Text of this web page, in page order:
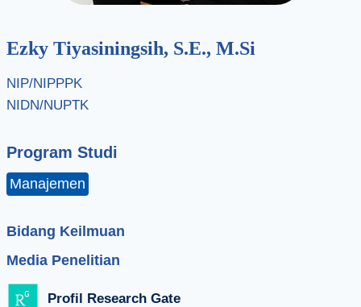
Ezky Tiyasiningsih, S.E., M.Si
NIP/NIPPPK
NIDN/NUPTK
Program Studi
Manajemen
Bidang Keilmuan
Media Penelitian
Profil Research Gate